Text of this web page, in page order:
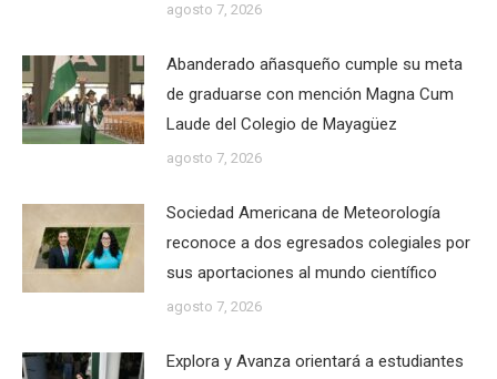
agosto 7, 2026
Abanderado añasqueño cumple su meta
de graduarse con mención Magna Cum
Laude del Colegio de Mayagüez
agosto 7, 2026
Sociedad Americana de Meteorología
reconoce a dos egresados colegiales por
sus aportaciones al mundo científico
agosto 7, 2026
Explora y Avanza orientará a estudiantes